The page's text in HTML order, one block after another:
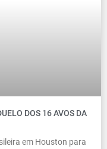
DOS 16 AVOS DA
em Houston para